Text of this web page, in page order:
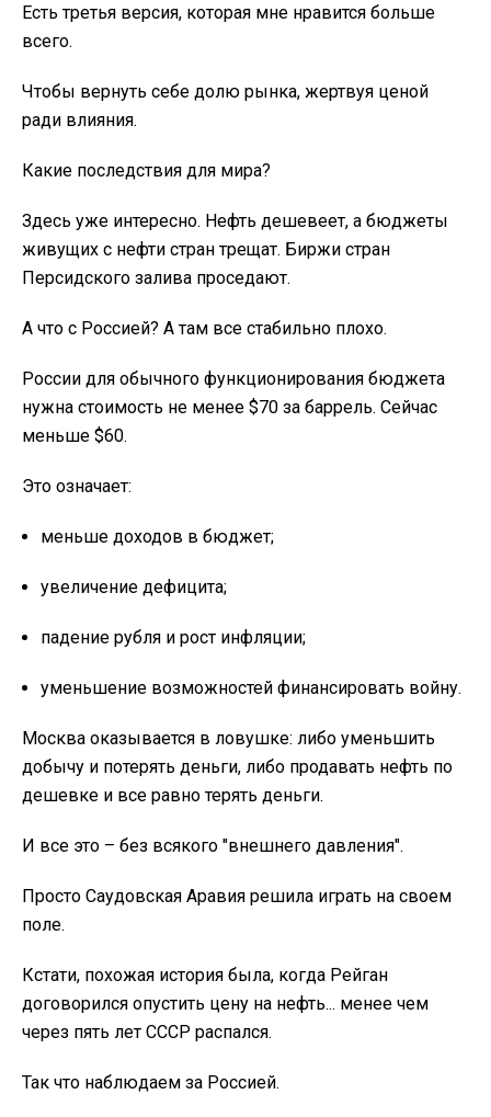
Есть третья версия, которая мне нравится больше
всего.
Чтобы вернуть себе долю рынка, жертвуя ценой
ради влияния.
Какие последствия для мира?
Здесь уже интересно. Нефть дешевеет, а бюджеты
живущих с нефти стран трещат. Биржи стран
Персидского залива проседают.
А что с Россией? А там все стабильно плохо.
России для обычного функционирования бюджета
нужна стоимость не менее $70 за баррель. Сейчас
меньше $60.
Это означает:
меньше доходов в бюджет;
увеличение дефицита;
падение рубля и рост инфляции;
уменьшение возможностей финансировать войну.
Москва оказывается в ловушке: либо уменьшить
добычу и потерять деньги, либо продавать нефть по
дешевке и все равно терять деньги.
И все это – без всякого "внешнего давления".
Просто Саудовская Аравия решила играть на своем
поле.
Кстати, похожая история была, когда Рейган
договорился опустить цену на нефть... менее чем
через пять лет СССР распался.
Так что наблюдаем за Россией.